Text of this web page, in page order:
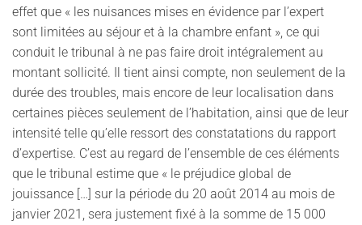
effet que « les nuisances mises en évidence par l’expert
sont limitées au séjour et à la chambre enfant », ce qui
conduit le tribunal à ne pas faire droit intégralement au
montant sollicité. Il tient ainsi compte, non seulement de la
durée des troubles, mais encore de leur localisation dans
certaines pièces seulement de l’habitation, ainsi que de leur
intensité telle qu’elle ressort des constatations du rapport
d’expertise. C’est au regard de l’ensemble de ces éléments
que le tribunal estime que « le préjudice global de
jouissance […] sur la période du 20 août 2014 au mois de
janvier 2021, sera justement fixé à la somme de 15 000